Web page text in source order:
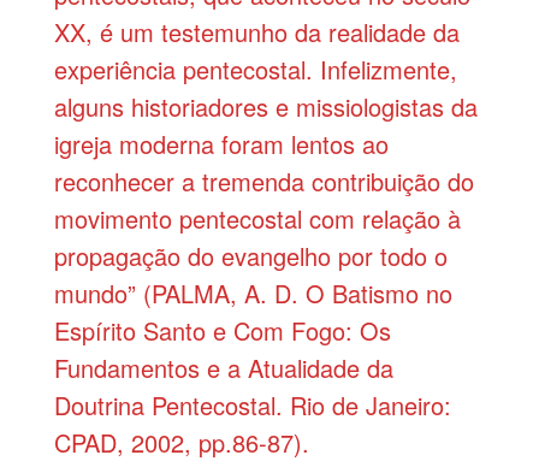
XX, é um testemunho da realidade da
experiência pentecostal. Infelizmente,
alguns historiadores e missiologistas da
igreja moderna foram lentos ao
reconhecer a tremenda contribuição do
movimento pentecostal com relação à
propagação do evangelho por todo o
mundo” (PALMA, A. D. O Batismo no
Espírito Santo e Com Fogo: Os
Fundamentos e a Atualidade da
Doutrina Pentecostal. Rio de Janeiro:
CPAD, 2002, pp.86-87).